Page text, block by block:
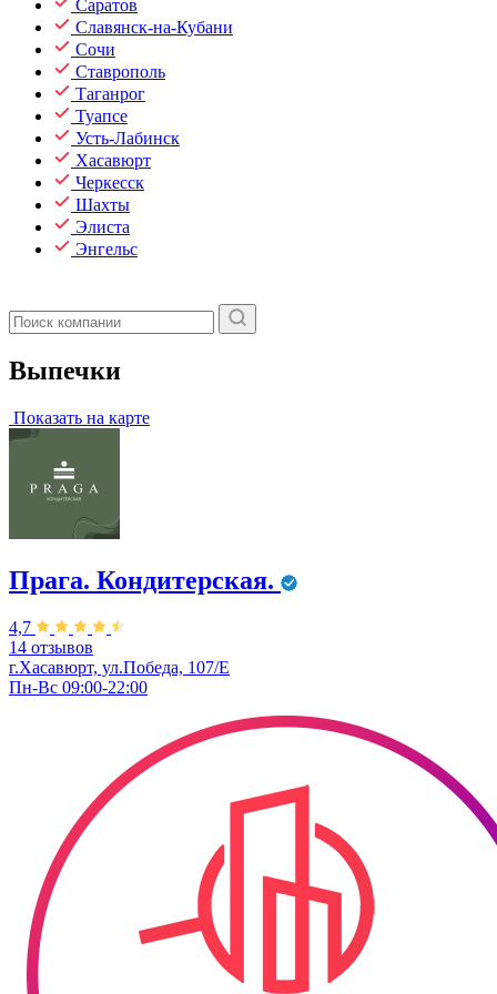
Саратов
Славянск-на-Кубани
Сочи
Ставрополь
Таганрог
Туапсе
Усть-Лабинск
Хасавюрт
Черкесск
Шахты
Элиста
Энгельс
Выпечки
Показать на карте
Прага. Кондитерская.
4,7
14 отзывов
г.Хасавюрт, ул.Победа, 107/Е
Пн-Вс 09:00-22:00